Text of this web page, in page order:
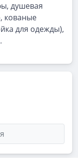
душевая
кованые
для одежды),